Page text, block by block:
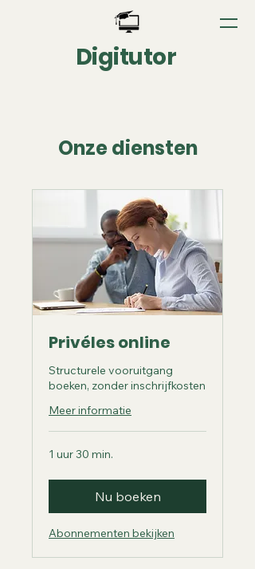
Digitutor
Onze diensten
Privéles online
Structurele vooruitgang
boeken, zonder inschrijfkosten
Meer informatie
1 uur 30 min.
Nu boeken
Abonnementen bekijken